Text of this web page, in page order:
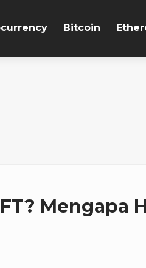
Bitcoin
Mengapa